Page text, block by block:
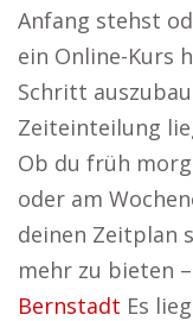
Anfang stehst
ein Online-Kurs
Schritt
Zeiteinteilung
Ob du früh
oder am
deinen Zeitplan
mehr zu bieten
Bernstadt Es